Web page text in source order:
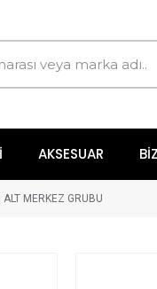
AKSESUAR
ALT MERKEZ GRUBU